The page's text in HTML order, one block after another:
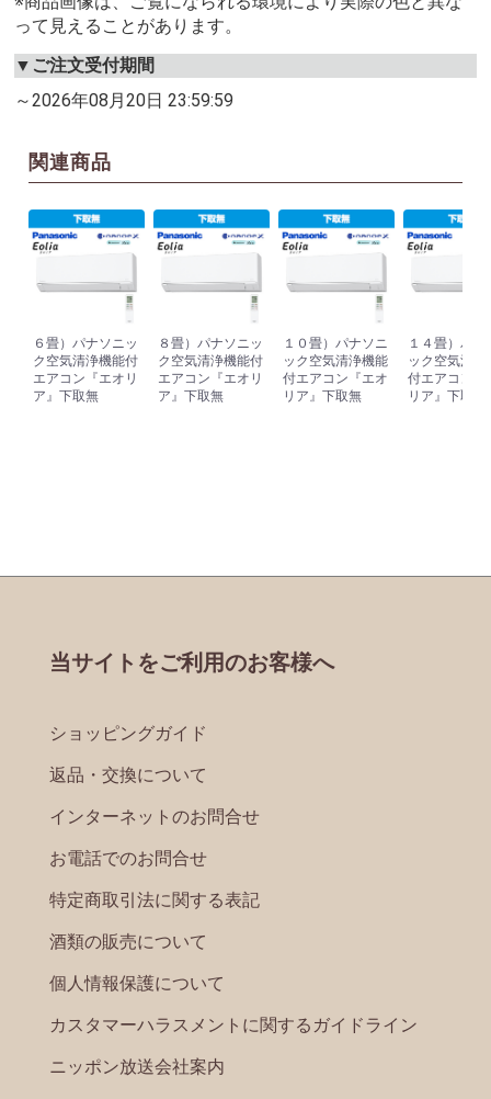
って見えることがあります。
▼ご注文受付期間
～2026年08月20日 23:59:59
関連商品
６畳）パナソニッ
ク空気清浄機能付
エアコン『エオリ
ア』下取無
８畳）パナソニッ
ク空気清浄機能付
エアコン『エオリ
ア』下取無
１０畳）パナソニ
ック空気清浄機能
付エアコン『エオ
リア』下取無
１４畳）パナ
ック空気清浄
付エアコン『
リア』下取無
当サイトをご利用のお客様へ
ショッピングガイド
返品・交換について
インターネットのお問合せ
お電話でのお問合せ
特定商取引法に関する表記
酒類の販売について
個人情報保護について
カスタマーハラスメントに関するガイドライン
ニッポン放送会社案内